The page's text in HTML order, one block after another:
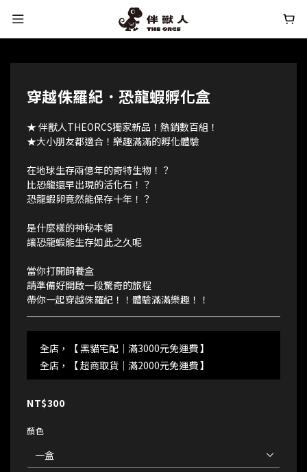
穿越侏羅紀．恐龍蝦孵化盒
★ 伴獸人THEORCS獨家新品！熱銷數百組！
★大小朋友都適合！樂趣滿滿的孵化體驗
在地球生存兩億年的奇特生物！？
比恐龍還早出現的活化石！？
恐龍蝦卵竟然能保存十年！？
是什麼樣的神秘本領
讓恐龍蝦能生存如此之久呢
當你打開飼養盒
請準備好開啟一段驚奇的旅程
帶你一起穿越侏羅紀！！體驗滿滿樂趣！！
全店，【 黑貓宅配｜滿3000元免運費 】
全店，【 超商取貨｜滿2000元免運費 】
NT$300
顏色